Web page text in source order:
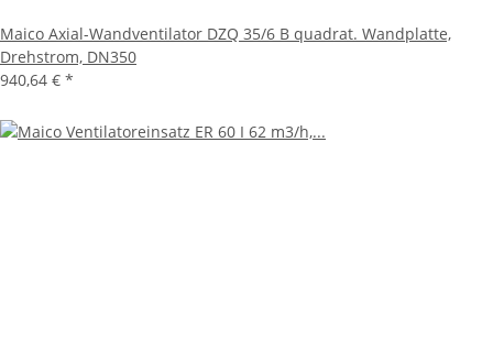
Maico Axial-Wandventilator DZQ 35/6 B quadrat. Wandplatte,
Drehstrom, DN350
940,64 € *